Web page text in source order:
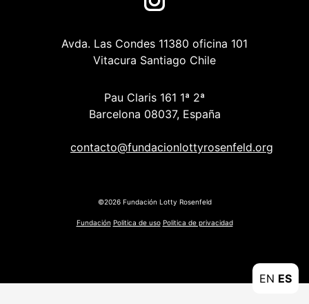
Avda. Las Condes 11380 oficina 101
Vitacura Santiago Chile
Pau Claris 161 1ª 2ª
Barcelona 08037, España
contacto@fundacionlottyrosenfeld.org
©2026 Fundación Lotty Rosenfeld
Fundación Politica de uso Politica de privacidad
EN ES